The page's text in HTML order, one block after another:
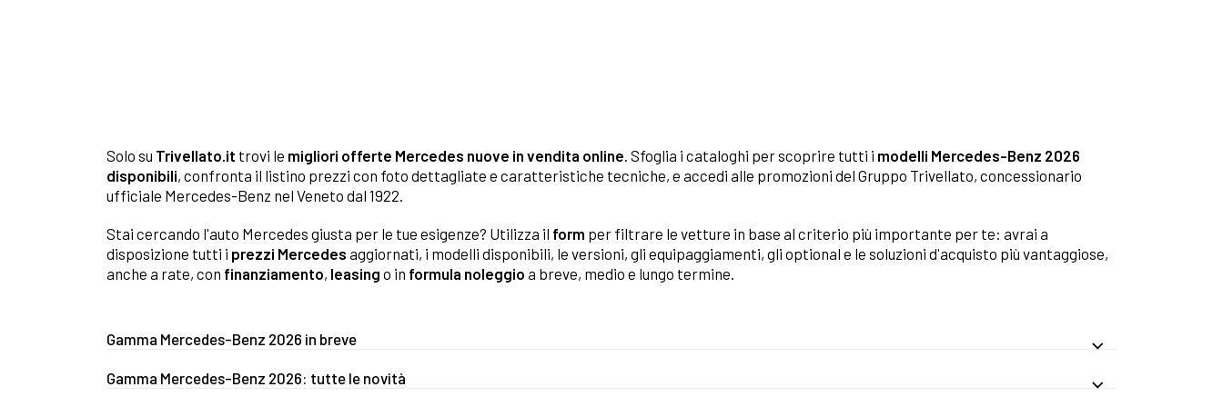
Solo su Trivellato.it trovi le migliori offerte Mercedes nuove in vendita online. Sfoglia i cataloghi per scoprire tutti i modelli Mercedes-Benz 2026
disponibili, confronta il listino prezzi con foto dettagliate e caratteristiche tecniche, e accedi alle promozioni del Gruppo Trivellato, concessionario
ufficiale Mercedes-Benz nel Veneto dal 1922.
Stai cercando l'auto Mercedes giusta per le tue esigenze? Utilizza il form per filtrare le vetture in base al criterio più importante per te: avrai a
disposizione tutti i prezzi Mercedes aggiornati, i modelli disponibili, le versioni, gli equipaggiamenti, gli optional e le soluzioni d'acquisto più vantaggiose,
anche a rate, con finanziamento, leasing o in formula noleggio a breve, medio e lungo termine.
Gamma Mercedes-Benz 2026 in breve
Gamma Mercedes-Benz 2026: tutte le novità